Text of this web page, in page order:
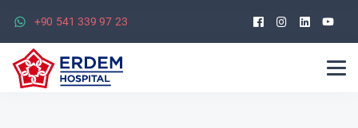
+90 541 339 97 23 Facebook